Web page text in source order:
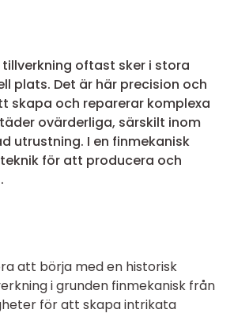
oftast sker i stora
plats. Det är här precision och
skapa och reparerar komplexa
ovärderliga, särskilt inom
utrustning. I en finmekanisk
för att producera och
att börja med en historisk
i grunden finmekanisk från
för att skapa intrikata